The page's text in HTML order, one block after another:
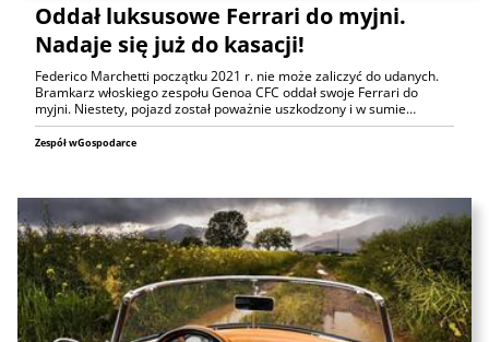
Oddał luksusowe Ferrari do myjni.
Nadaje się już do kasacji!
Federico Marchetti początku 2021 r. nie może zaliczyć do udanych.
Bramkarz włoskiego zespołu Genoa CFC oddał swoje Ferrari do
myjni. Niestety, pojazd został poważnie uszkodzony i w sumie…
Zespół wGospodarce